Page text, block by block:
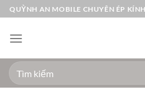
Bỏ
qua
nội
QUỲNH AN MOBILE CHUYÊN ÉP
Tìm
kiếm: